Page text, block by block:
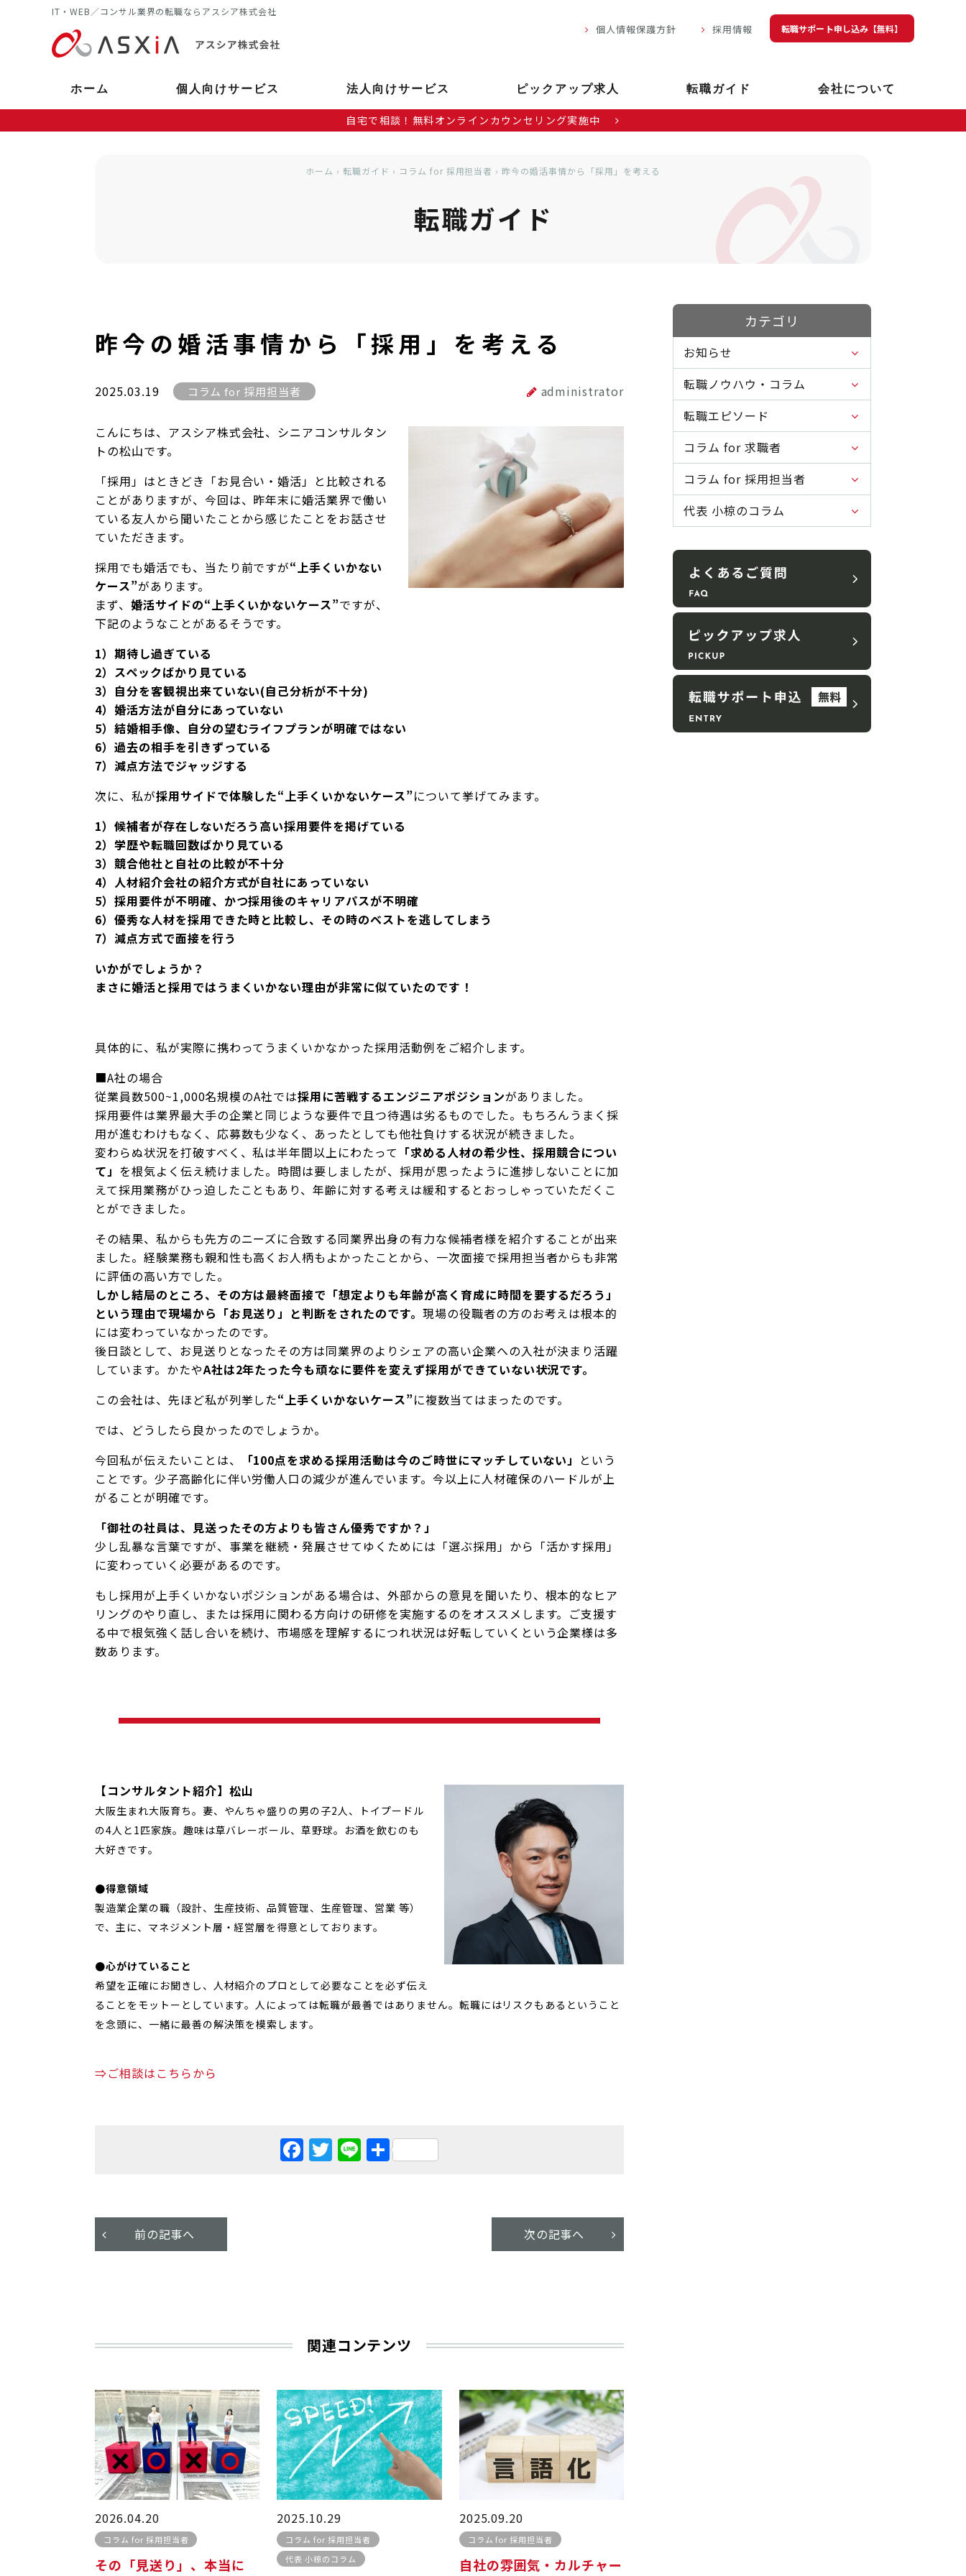
IT・WEB／コンサル業界の転職ならアスシア株式会社
個人情報保護方針 採用情報 転職サポート申し込み【無料】
ホーム 個人向けサービス 法人向けサービス ピックアップ求人 転職ガイド 会社について
自宅で相談！無料オンラインカウンセリング実施中
ホーム ›転職ガイド › コラム for 採用担当者 › 昨今の婚活事情から「採用」を考える
転職ガイド
昨今の婚活事情から「採用」を考える
2025.03.19 コラム for 採用担当者 administrator
こんにちは、アスシア株式会社、シニアコンサルタン
トの松山です。
「採用」はときどき「お見合い・婚活」と比較される
ことがありますが、今回は、昨年末に婚活業界で働い
ている友人から聞いたことから感じたことをお話させ
ていただきます。
採用でも婚活でも、当たり前ですが“上手くいかない
ケース”があります。
まず、 婚活サイドの“上手くいかないケース”ですが、
下記のようなことがあるそうです。
1）期待し過ぎている
2）スペックばかり見ている
3）自分を客観視出来ていない(自己分析が不十分)
4）婚活方法が自分にあっていない
5）結婚相手像、自分の望むライフプランが明確ではない
6）過去の相手を引きずっている
7）減点方法でジャッジする
次に、私が採用サイドで体験した“上手くいかないケース”について挙げてみます。
1）候補者が存在しないだろう高い採用要件を掲げている
2）学歴や転職回数ばかり見ている
3）競合他社と自社の比較が不十分
4）人材紹介会社の紹介方式が自社にあっていない
5）採用要件が不明確、かつ採用後のキャリアパスが不明確
6）優秀な人材を採用できた時と比較し、その時のベストを逃してしまう
7）減点方式で面接を行う
いかがでしょうか？
まさに婚活と採用ではうまくいかない理由が非常に似ていたのです！
具体的に、私が実際に携わってうまくいかなかった採用活動例をご紹介します。
■A社の場合
従業員数500~1,000名規模のA社では採用に苦戦するエンジニアポジションがありました。
採用要件は業界最大手の企業と同じような要件で且つ待遇は劣るものでした。もちろんうまく採
用が進むわけもなく、応募数も少なく、あったとしても他社負けする状況が続きました。
変わらぬ状況を打破すべく、私は半年間以上にわたって 「求める人材の希少性、採用競合につい
て」 を根気よく伝え続けました。時間は要しましたが、採用が思ったように進捗しないことに加
えて採用業務がひっ迫したこともあり、年齢に対する考えは緩和するとおっしゃっていただくこ
とができました。
その結果、私からも先方のニーズに合致する同業界出身の有力な候補者様を紹介することが出来
ました。経験業務も親和性も高くお人柄もよかったことから、一次面接で採用担当者からも非常
に評価の高い方でした。
しかし結局のところ、その方は最終面接で「想定よりも年齢が高く育成に時間を要するだろう」
という理由で現場から「お見送り」と判断をされたのです。 現場の役職者の方のお考えは根本的
には変わっていなかったのです。
後日談として、お見送りとなったその方は同業界のよりシェアの高い企業への入社が決まり活躍
しています。かたやA社は2年たった今も頑なに要件を変えず採用ができていない状況です。
この会社は、先ほど私が列挙した“上手くいかないケース”に複数当てはまったのです。
では、どうしたら良かったのでしょうか。
今回私が伝えたいことは、
「100点を求める採用活動は今のご時世にマッチしていない」 という
ことです。少子高齢化に伴い労働人口の減少が進んでいます。今以上に人材確保のハードルが上
がることが明確です。
「御社の社員は、見送ったその方よりも皆さん優秀ですか？」
少し乱暴な言葉ですが、事業を継続・発展させてゆくためには「選ぶ採用」から「活かす採用」
に変わっていく必要があるのです。
もし採用が上手くいかないポジションがある場合は、外部からの意見を聞いたり、根本的なヒア
リングのやり直し、または採用に関わる方向けの研修を実施するのをオススメします。ご支援す
る中で根気強く話し合いを続け、市場感を理解するにつれ状況は好転していくという企業様は多
数あります。
【コンサルタント紹介】松山
大阪生まれ大阪育ち。妻、やんちゃ盛りの男の子2人、トイプードル
の4人と1匹家族。趣味は草バレーボール、草野球。お酒を飲むのも
大好きです。
●得意領域
製造業企業の職（設計、生産技術、品質管理、生産管理、営業 等）
で、主に、マネジメント層・経営層を得意としております。
●心がけていること
希望を正確にお聞きし、人材紹介のプロとして必要なことを必ず伝え
ることをモットーとしています。人によっては転職が最善ではありません。転職にはリスクもあるということ
を念頭に、一緒に最善の解決策を模索します。
⇒ご相談はこちらから
Facebook
Twitter
Line
共
有
前の記事へ 次の記事へ
関連コンテンツ
2026.04.20
コラム for 採用担当者
その「見送り」、本当に
2025.10.29
コラム for 採用担当者
代表 小椋のコラム
2025.09.20
コラム for 採用担当者
自社の雰囲気・カルチャー
カテゴリ
お知らせ
転職ノウハウ・コラム
転職エピソード
コラム for 求職者
コラム for 採用担当者
代表 小椋のコラム